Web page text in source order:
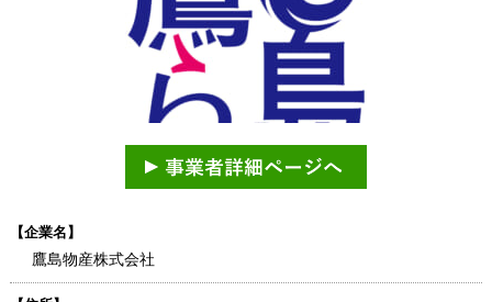
【企業名】
鷹島物産株式会社